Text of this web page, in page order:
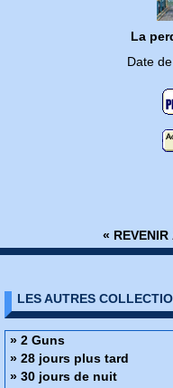
La
Date
«
LES AUTRES
» 2 Guns
» 28 jours plus tard
» 30 jours de nuit